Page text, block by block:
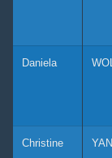
Daniela
Christine